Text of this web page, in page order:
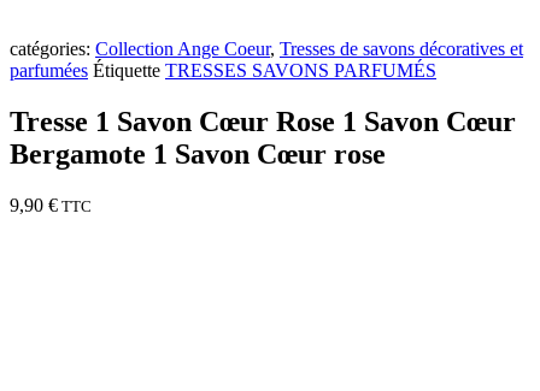
catégories: Collection Ange Coeur, Tresses de savons décoratives et
parfumées Étiquette TRESSES SAVONS PARFUMÉS
Tresse 1 Savon Cœur Rose 1 Savon Cœur
Bergamote 1 Savon Cœur rose
9,90 € TTC